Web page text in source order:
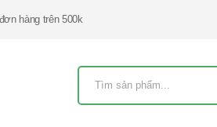
hàng trên 500k